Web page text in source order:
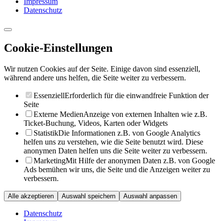
Datenschutz
Cookie-Einstellungen
Wir nutzen Cookies auf der Seite. Einige davon sind essenziell,
während andere uns helfen, die Seite weiter zu verbessern.
EssenziellErforderlich für die einwandfreie Funktion der
Seite
Externe MedienAnzeige von externen Inhalten wie z.B.
Ticket-Buchung, Videos, Karten oder Widgets
StatistikDie Informationen z.B. von Google Analytics
helfen uns zu verstehen, wie die Seite benutzt wird. Diese
anonymen Daten helfen uns die Seite weiter zu verbessern.
MarketingMit Hilfe der anonymen Daten z.B. von Google
Ads bemühen wir uns, die Seite und die Anzeigen weiter zu
verbessern.
Alle akzeptieren Auswahl speichern Auswahl anpassen
Datenschutz